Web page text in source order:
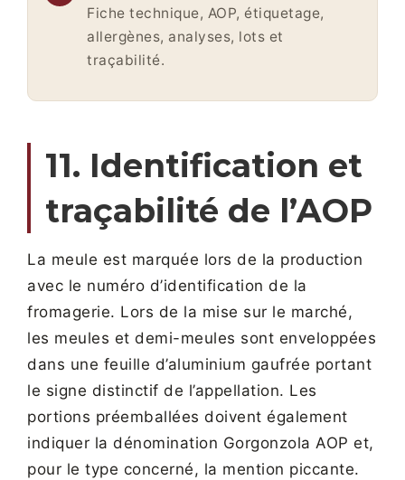
Fiche technique, AOP, étiquetage,
allergènes, analyses, lots et
traçabilité.
11. Identification et
traçabilité de l’AOP
La meule est marquée lors de la production
avec le numéro d’identification de la
fromagerie. Lors de la mise sur le marché,
les meules et demi-meules sont enveloppées
dans une feuille d’aluminium gaufrée portant
le signe distinctif de l’appellation. Les
portions préemballées doivent également
indiquer la dénomination Gorgonzola AOP et,
pour le type concerné, la mention piccante.